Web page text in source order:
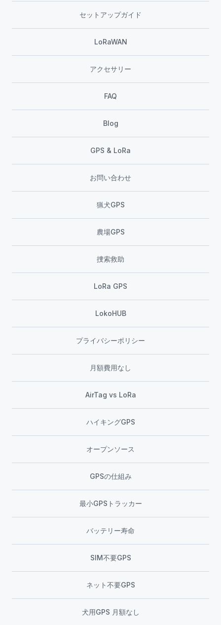
セットアップガイド
LoRaWAN
アクセサリー
FAQ
Blog
GPS & LoRa
お問い合わせ
猟犬GPS
農場GPS
捜索救助
LoRa GPS
LokoHUB
プライバシーポリシー
月額費用なし
AirTag vs LoRa
ハイキングGPS
オープンソース
GPSの仕組み
最小GPSトラッカー
バッテリー寿命
SIM不要GPS
ネット不要GPS
犬用GPS 月額なし